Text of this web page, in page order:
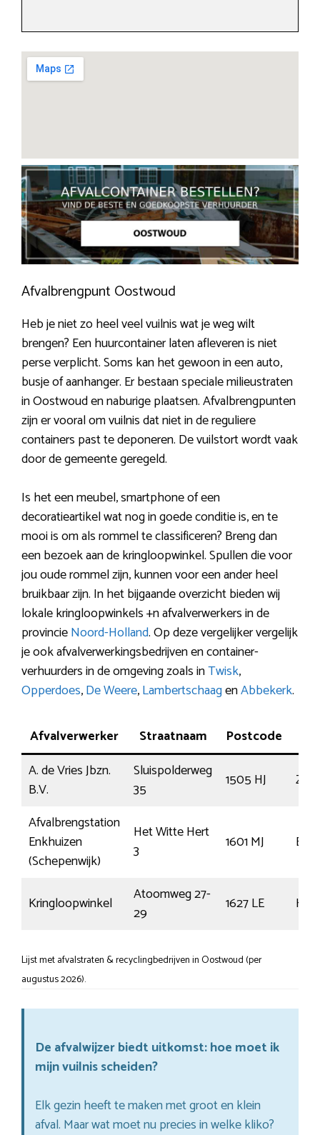
Afvalbrengpunt Oostwoud
Heb je niet zo heel veel vuilnis wat je weg wilt
brengen? Een huurcontainer laten afleveren is niet
perse verplicht. Soms kan het gewoon in een auto,
busje of aanhanger. Er bestaan speciale milieustraten
in Oostwoud en naburige plaatsen. Afvalbrengpunten
zijn er vooral om vuilnis dat niet in de reguliere
containers past te deponeren. De vuilstort wordt vaak
door de gemeente geregeld.
Is het een meubel, smartphone of een
decoratieartikel wat nog in goede conditie is, en te
mooi is om als rommel te classificeren? Breng dan
een bezoek aan de kringloopwinkel. Spullen die voor
jou oude rommel zijn, kunnen voor een ander heel
bruikbaar zijn. In het bijgaande overzicht bieden wij
lokale kringloopwinkels +n afvalverwerkers in de
provincieNoord-Holland. Op deze vergelijker vergelijk
je ook afvalverwerkingsbedrijven en container-
verhuurders in de omgeving zoals inTwisk,
Opperdoes,De Weere,LambertschaagenAbbekerk.
Afvalverwerker Straatnaam Postcode
A. de Vries Jbzn.
B.V.
Sluispolderweg
35
1505 HJ
Afvalbrengstation
Enkhuizen
(Schepenwijk)
Het Witte Hert
3
1601 MJ
Kringloopwinkel
Atoomweg 27-
29
1627 LE
Lijst met afvalstraten & recyclingbedrijven in Oostwoud (per
augustus 2026).
De afvalwijzer biedt uitkomst: hoe moet ik
mijn vuilnis scheiden?
Elk gezin heeft te maken met groot en klein
afval. Maar wat moet nu precies in welke kliko?